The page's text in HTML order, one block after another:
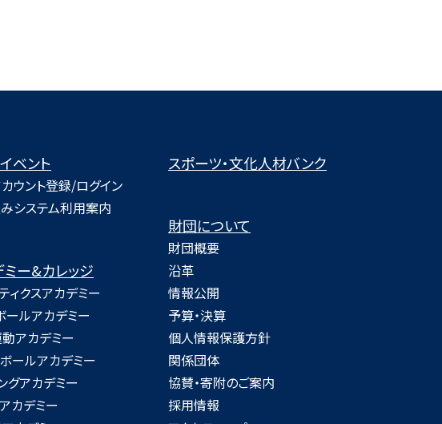
ベント
ウント登録/ログイン
システム利用案内
ミー&カレッジ
ィクスアカデミー
ールアカデミー
アカデミー
ールアカデミー
グアカデミー
カデミー
スポーツ・文化人材バンク
財団について
財団概要
沿革
情報公開
予算・決算
個人情報保護方針
関係団体
協賛・寄附のご案内
採用情報